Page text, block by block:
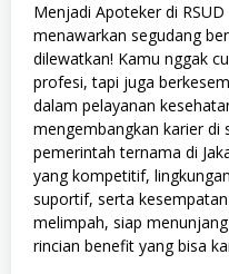
Menjadi Apoteker di
menawarkan segudang
dilewatkan! Kamu nggak
profesi, tapi juga
dalam pelayanan
mengembangkan karier di
pemerintah ternama di
yang kompetitif,
suportif, serta
melimpah, siap
rincian benefit yang bisa